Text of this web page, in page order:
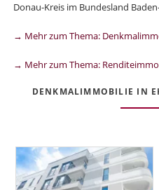
Donau-Kreis im Bundesland
→ Mehr zum Thema:
→ Mehr zum Thema:
DENKMALIMMOBILIE IN